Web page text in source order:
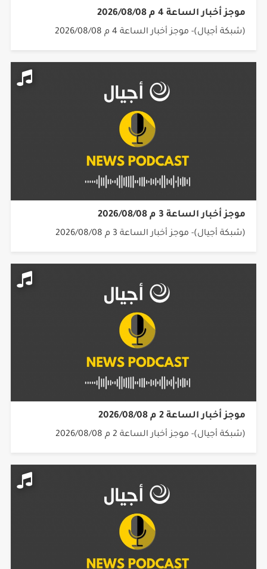
موجز أخبار الساعة 4 م 2026/08/08
(شبكة أجيال)- موجز أخبار الساعة 4 م 2026/08/08
موجز أخبار الساعة 3 م 2026/08/08
(شبكة أجيال)- موجز أخبار الساعة 3 م 2026/08/08
موجز أخبار الساعة 2 م 2026/08/08
(شبكة أجيال)- موجز أخبار الساعة 2 م 2026/08/08